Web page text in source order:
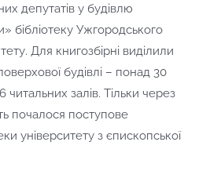
депутатів у будівлю
бібліотеку Ужгородського
Для книгозбірні виділили
будівлі – понад 30
читальних залів. Тільки через
почалося поступове
університету з єпископської